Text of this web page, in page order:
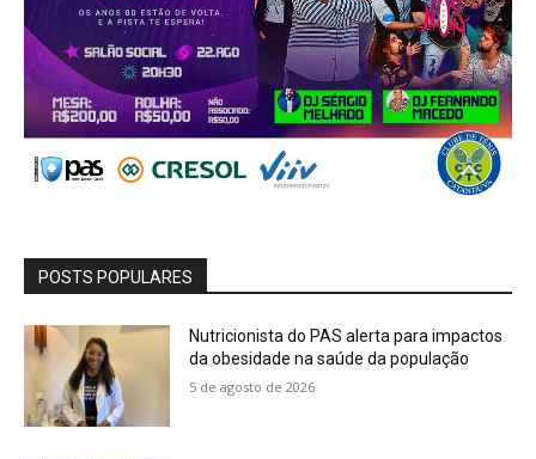
POSTS POPULARES
Nutricionista do PAS alerta para impactos
da obesidade na saúde da população
5 de agosto de 2026